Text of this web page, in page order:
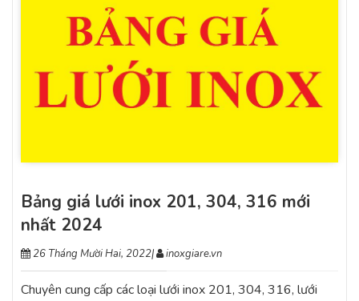
Bảng giá lưới inox 201, 304, 316 mới
nhất 2024
26 Tháng Mười Hai, 2022| inoxgiare.vn
Chuyên cung cấp các loại lưới inox 201, 304, 316, lưới